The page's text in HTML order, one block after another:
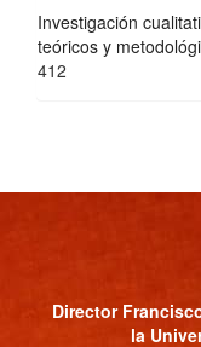
Investigación
teóricos y
412
Director
la